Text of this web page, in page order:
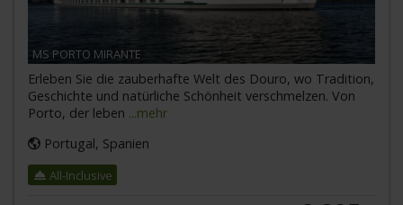
MS PORTO MIRANTE
Erleben Sie die zauberhafte Welt des Douro, wo Tradition,
Geschichte und natürliche Schönheit verschmelzen. Von
Porto, der leben ...mehr
Portugal, Spanien
All-Inclusive